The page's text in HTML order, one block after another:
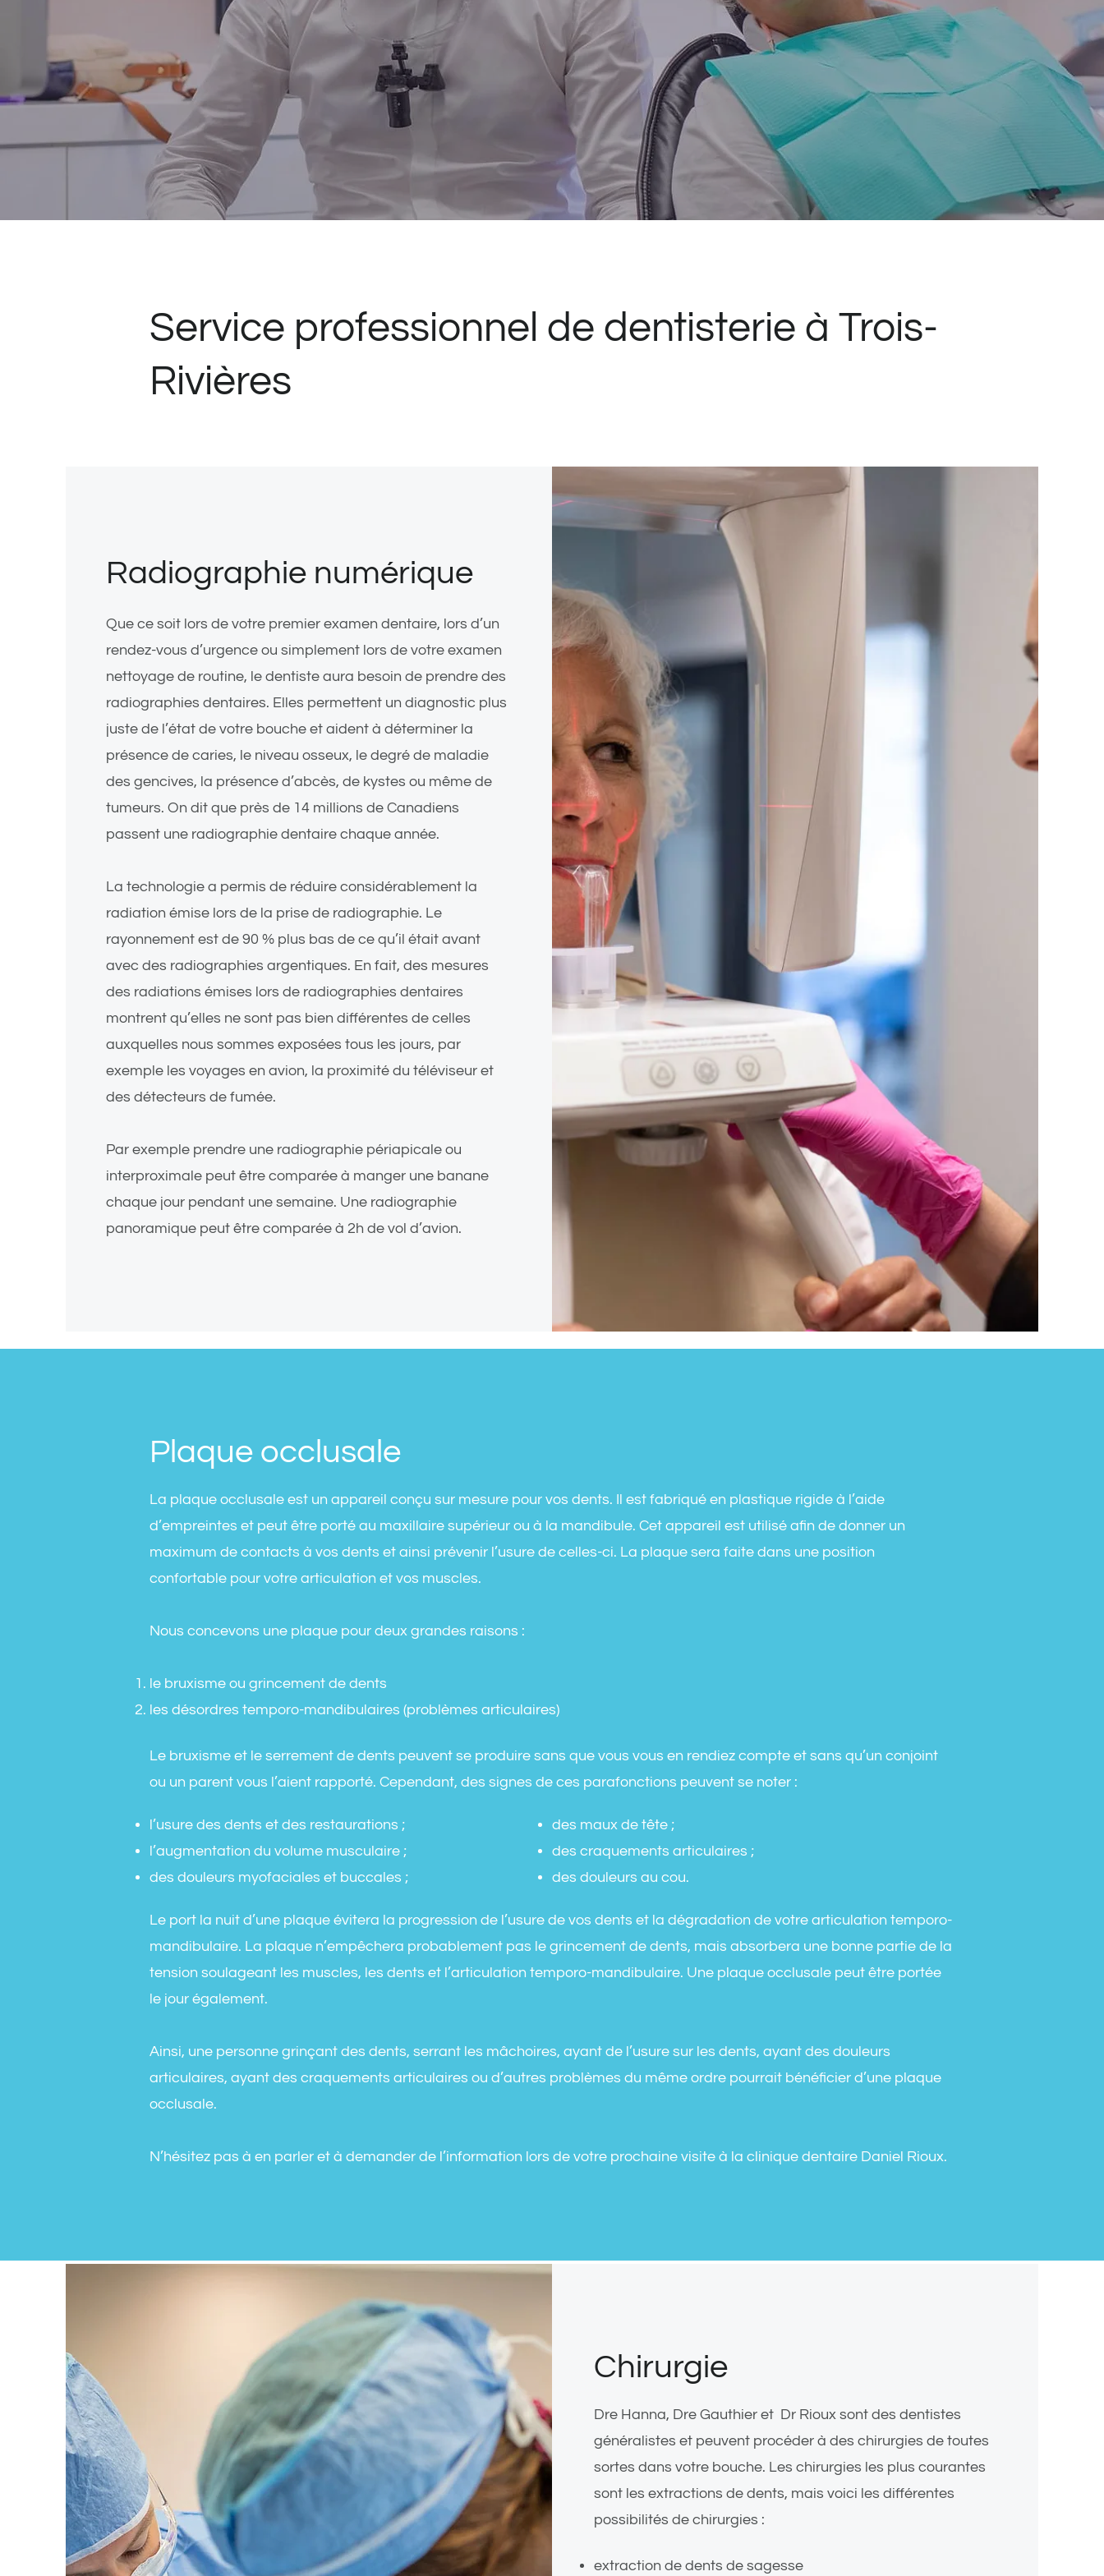
Service professionnel de dentisterie à Trois-
Rivières
Radiographie numérique
Que ce soit lors de votre premier examen dentaire, lors d’un
rendez-vous d’urgence ou simplement lors de votre examen
nettoyage de routine, le dentiste aura besoin de prendre des
radiographies dentaires. Elles permettent un diagnostic plus
juste de l’état de votre bouche et aident à déterminer la
présence de caries, le niveau osseux, le degré de maladie
des gencives, la présence d’abcès, de kystes ou même de
tumeurs. On dit que près de 14 millions de Canadiens
passent une radiographie dentaire chaque année.
La technologie a permis de réduire considérablement la
radiation émise lors de la prise de radiographie. Le
rayonnement est de 90 % plus bas de ce qu’il était avant
avec des radiographies argentiques. En fait, des mesures
des radiations émises lors de radiographies dentaires
montrent qu’elles ne sont pas bien différentes de celles
auxquelles nous sommes exposées tous les jours, par
exemple les voyages en avion, la proximité du téléviseur et
des détecteurs de fumée.
Par exemple prendre une radiographie périapicale ou
interproximale peut être comparée à manger une banane
chaque jour pendant une semaine. Une radiographie
panoramique peut être comparée à 2h de vol d’avion.
Plaque occlusale
La plaque occlusale est un appareil conçu sur mesure pour vos dents. Il est fabriqué en plastique rigide à l’aide
d’empreintes et peut être porté au maxillaire supérieur ou à la mandibule. Cet appareil est utilisé afin de donner un
maximum de contacts à vos dents et ainsi prévenir l’usure de celles-ci. La plaque sera faite dans une position
confortable pour votre articulation et vos muscles.
Nous concevons une plaque pour deux grandes raisons :
le bruxisme ou grincement de dents
les désordres temporo-mandibulaires (problèmes articulaires)
Le bruxisme et le serrement de dents peuvent se produire sans que vous vous en rendiez compte et sans qu’un conjoint
ou un parent vous l’aient rapporté. Cependant, des signes de ces parafonctions peuvent se noter :
l’usure des dents et des restaurations ;
l’augmentation du volume musculaire ;
des douleurs myofaciales et buccales ;
des maux de tête ;
des craquements articulaires ;
des douleurs au cou.
Le port la nuit d’une plaque évitera la progression de l’usure de vos dents et la dégradation de votre articulation temporo-
mandibulaire. La plaque n’empêchera probablement pas le grincement de dents, mais absorbera une bonne partie de la
tension soulageant les muscles, les dents et l’articulation temporo-mandibulaire. Une plaque occlusale peut être portée
le jour également.
Ainsi, une personne grinçant des dents, serrant les mâchoires, ayant de l’usure sur les dents, ayant des douleurs
articulaires, ayant des craquements articulaires ou d’autres problèmes du même ordre pourrait bénéficier d’une plaque
occlusale.
N’hésitez pas à en parler et à demander de l’information lors de votre prochaine visite à la clinique dentaire Daniel Rioux.
Chirurgie
Dre Hanna, Dre Gauthier et Dr Rioux sont des dentistes
généralistes et peuvent procéder à des chirurgies de toutes
sortes dans votre bouche. Les chirurgies les plus courantes
sont les extractions de dents, mais voici les différentes
possibilités de chirurgies :
extraction de dents de sagesse